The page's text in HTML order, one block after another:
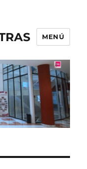
MENÚ